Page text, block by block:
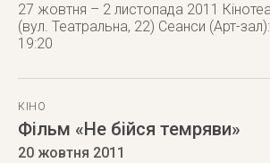
ДОВІДКА
27 жовтня – 2 листопада 2011
(вул. Театральна, 22) Сеанси (Арт-
19:20
КІНО
Фільм «Не бійся темряви»
20 жовтня 2011